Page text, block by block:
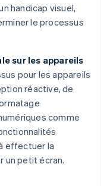
handicap visuel,
le processus
sur les appareils
pour les appareils
réactive, de
comme
effectuer la
un petit écran.